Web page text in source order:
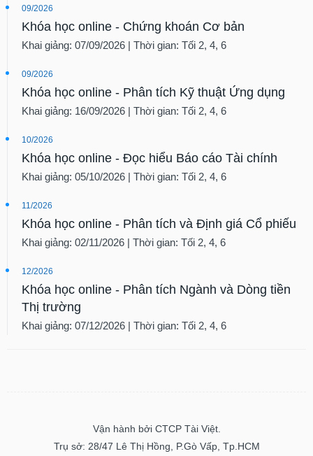
09/2026
Khóa học online - Chứng khoán Cơ bản
Khai giảng: 07/09/2026 | Thời gian: Tối 2, 4, 6
09/2026
Khóa học online - Phân tích Kỹ thuật Ứng dụng
Khai giảng: 16/09/2026 | Thời gian: Tối 2, 4, 6
10/2026
Khóa học online - Đọc hiểu Báo cáo Tài chính
Khai giảng: 05/10/2026 | Thời gian: Tối 2, 4, 6
11/2026
Khóa học online - Phân tích và Định giá Cổ phiếu
Khai giảng: 02/11/2026 | Thời gian: Tối 2, 4, 6
12/2026
Khóa học online - Phân tích Ngành và Dòng tiền
Thị trường
Khai giảng: 07/12/2026 | Thời gian: Tối 2, 4, 6
Vận hành bởi CTCP Tài Việt.
Trụ sở: 28/47 Lê Thị Hồng, P.Gò Vấp, Tp.HCM
Truyền
thông
chính
Dữ
chính